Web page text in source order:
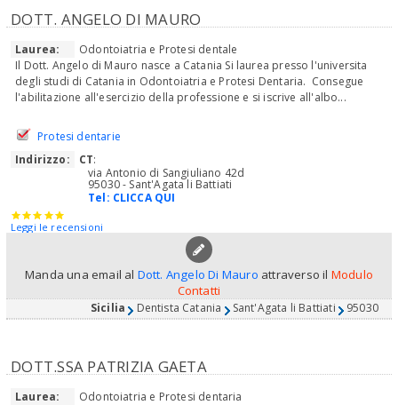
DOTT. ANGELO DI MAURO
Laurea:
Odontoiatria e Protesi dentale
Il Dott. Angelo di Mauro nasce a Catania Si laurea presso l'universita
degli studi di Catania in Odontoiatria e Protesi Dentaria. Consegue
l'abilitazione all'esercizio della professione e si iscrive all'albo...
Protesi dentarie
Indirizzo:
CT:
via Antonio di Sangiuliano 42d
95030 - Sant'Agata li Battiati
Tel: CLICCA QUI
Leggi le recensioni
Manda una email al Dott. Angelo Di Mauro attraverso il Modulo
Contatti
Sicilia Dentista Catania Sant'Agata li Battiati 95030
DOTT.SSA PATRIZIA GAETA
Laurea: Odontoiatria e Protesi dentaria